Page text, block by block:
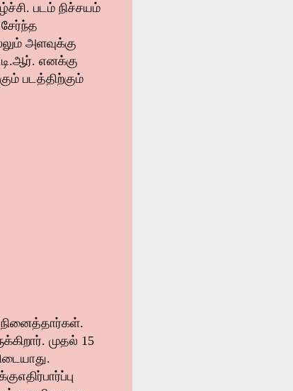
படம் நிச்சயம்
அளவுக்கு
எனக்கு
படத்திற்கும்
நினைத்தார்கள்.
முதல் 15
எதிர்பார்ப்பு